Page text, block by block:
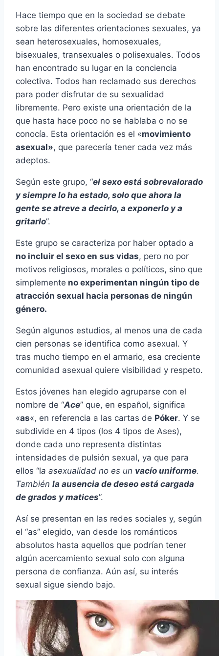
Hace tiempo que en la sociedad se debate
sobre las diferentes orientaciones sexuales, ya
sean heterosexuales, homosexuales,
bisexuales, transexuales o polisexuales. Todos
han encontrado su lugar en la conciencia
colectiva. Todos han reclamado sus derechos
para poder disfrutar de su sexualidad
libremente. Pero existe una orientación de la
que hasta hace poco no se hablaba o no se
conocía. Esta orientación es el «movimiento
asexual», que parecería tener cada vez más
adeptos.
Según este grupo, “el sexo está sobrevalorado
y siempre lo ha estado, solo que ahora la
gente se atreve a decirlo, a exponerlo y a
gritarlo”.
Este grupo se caracteriza por haber optado a
no incluir el sexo en sus vidas, pero no por
motivos religiosos, morales o políticos, sino que
simplemente no experimentan ningún tipo de
atracción sexual hacia personas de ningún
género.
Según algunos estudios, al menos una de cada
cien personas se identifica como asexual. Y
tras mucho tiempo en el armario, esa creciente
comunidad asexual quiere visibilidad y respeto.
Estos jóvenes han elegido agruparse con el
nombre de “Ace” que, en español, significa
«as«, en referencia a las cartas de Póker. Y se
subdivide en 4 tipos (los 4 tipos de Ases),
donde cada uno representa distintas
intensidades de pulsión sexual, ya que para
ellos “la asexualidad no es un vacío uniforme.
También la ausencia de deseo está cargada
de grados y matices”.
Así se presentan en las redes sociales y, según
el “as” elegido, van desde los románticos
absolutos hasta aquellos que podrían tener
algún acercamiento sexual solo con alguna
persona de confianza. Aún así, su interés
sexual sigue siendo bajo.